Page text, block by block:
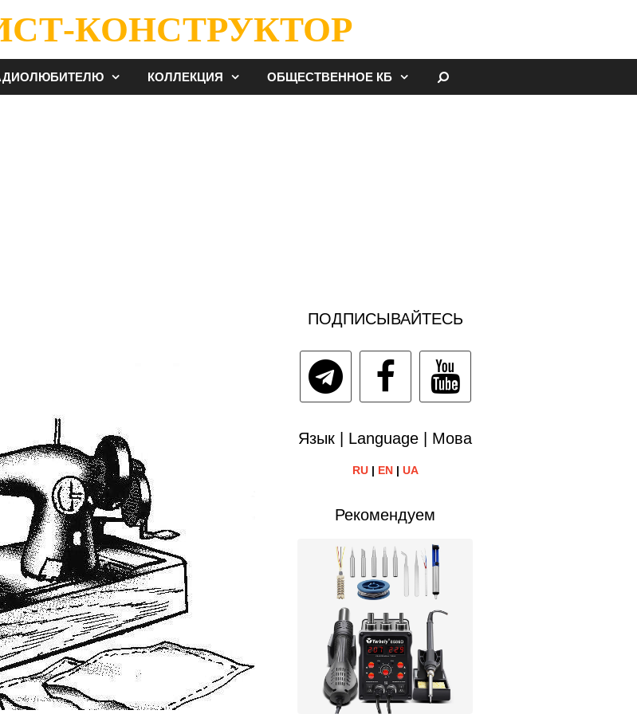
КОНСТРУКТОР
КОЛЛЕКЦИЯ ОБЩЕСТВЕННОЕ КБ
ПОДПИСЫВАЙТЕСЬ
Язык | Language | Мова
RU| EN| UA
Рекомендуем